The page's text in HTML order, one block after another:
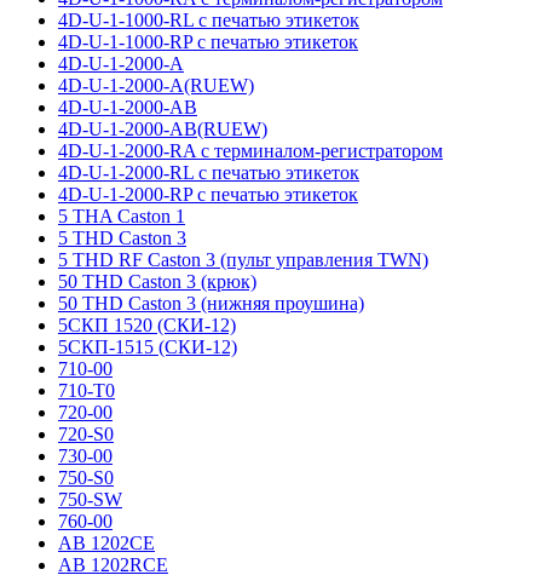
4D-U-1-1000-RL с печатью этикеток
4D-U-1-1000-RP с печатью этикеток
4D-U-1-2000-A
4D-U-1-2000-A(RUEW)
4D-U-1-2000-AB
4D-U-1-2000-AB(RUEW)
4D-U-1-2000-RA с терминалом-регистратором
4D-U-1-2000-RL с печатью этикеток
4D-U-1-2000-RP с печатью этикеток
5 THA Caston 1
5 THD Caston 3
5 THD RF Caston 3 (пульт управления TWN)
50 THD Caston 3 (крюк)
50 THD Caston 3 (нижняя проушина)
5СКП 1520 (СКИ-12)
5СКП-1515 (СКИ-12)
710-00
710-T0
720-00
720-S0
730-00
750-S0
750-SW
760-00
AB 1202CE
AB 1202RCE